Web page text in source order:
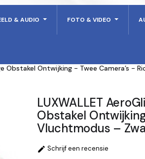
& AUDIO FOTO & VIDEO
Obstakel Ontwijking - Twee Camera’s -
LUXWALLET
Obstakel
Vluchtmodus –
 Schrijf een recensie